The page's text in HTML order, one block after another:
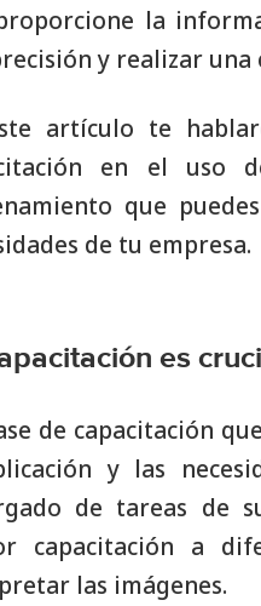
la
y realizar
artículo te
en el uso
que
de tu empresa.
es
de capacitación
y las
de tareas de
capacitación a
las imágenes.